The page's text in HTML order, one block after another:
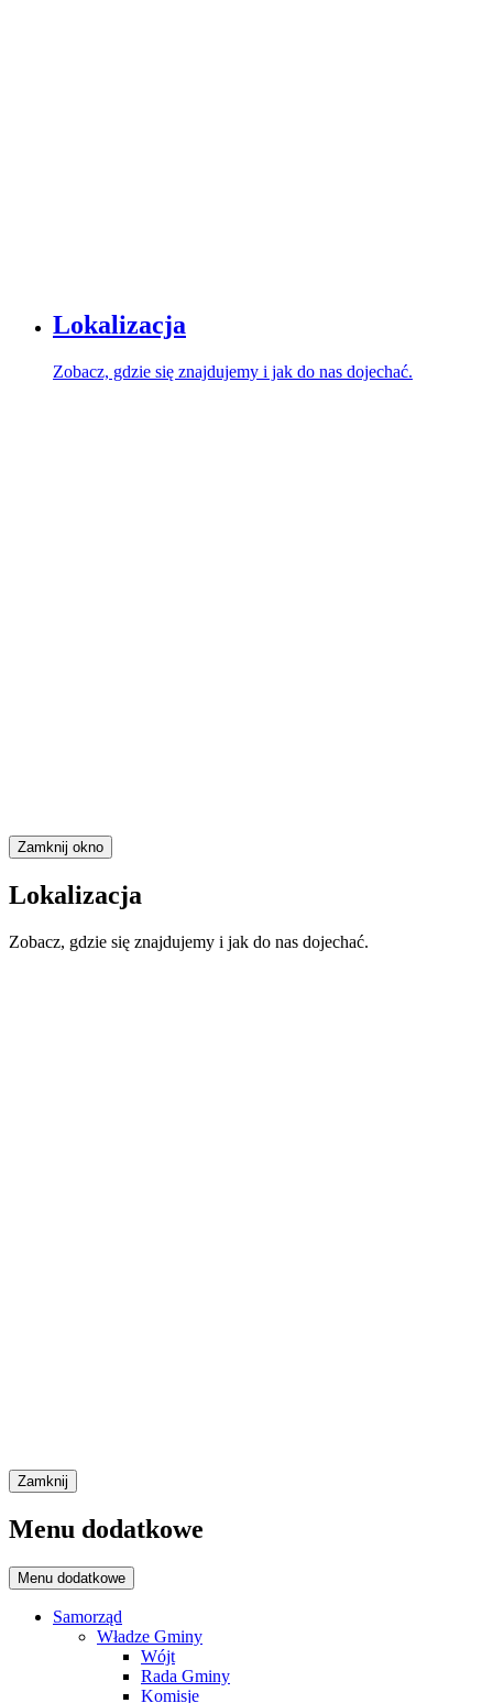
Lokalizacja
Zobacz, gdzie się znajdujemy i jak do nas dojechać.
Zamknij okno
Lokalizacja
Zobacz, gdzie się znajdujemy i jak do nas dojechać.
Zamknij
Menu dodatkowe
Menu dodatkowe
Samorząd
Władze Gminy
Wójt
Rada Gminy
Komisje